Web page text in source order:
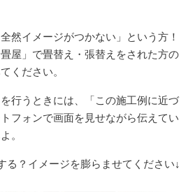
然イメージがつかない」という方！
屋」で畳替え・張替えをされた方の
ください。
行うときには、「この施工例に近づ
フォンで画面を見せながら伝えてい
。
る？イメージを膨らませてください↓